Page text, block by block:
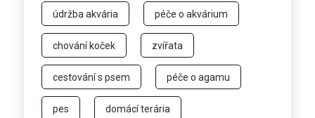
údržba akvária péče o akvárium
chování koček zvířata
cestování s psem péče o agamu
pes domácí terária